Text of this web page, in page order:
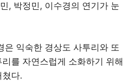
, 박정민, 이수경의 연기가 눈
은 익숙한 경상도 사투리와 또
를 자연스럽게 소화하기 위해
쳤다.